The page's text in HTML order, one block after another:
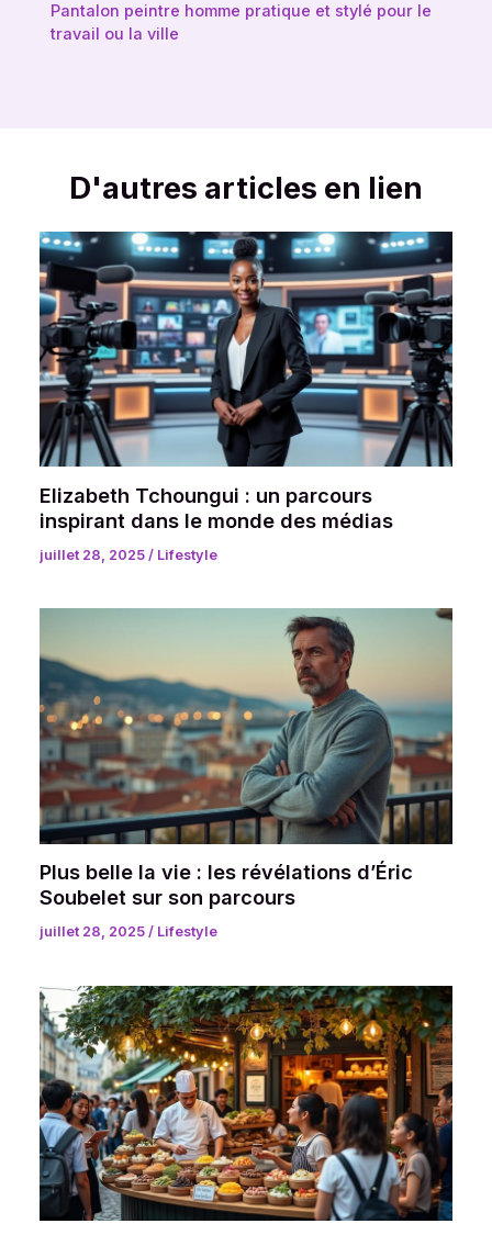
Pantalon peintre homme pratique et stylé pour le
travail ou la ville
D'autres articles en lien
Elizabeth Tchoungui : un parcours
inspirant dans le monde des médias
juillet 28, 2025 / Lifestyle
Plus belle la vie : les révélations d’Éric
Soubelet sur son parcours
juillet 28, 2025/ Lifestyle